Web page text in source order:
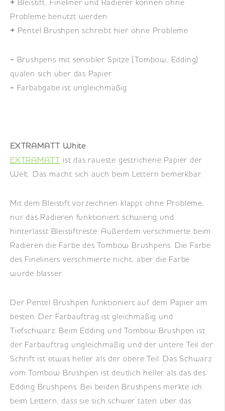
+ Bleistift, Fineliner und Radierer können ohne
Probleme benutzt werden
+ Pentel Brushpen schreibt hier ohne Probleme
- Brushpens mit sensibler Spitze (Tombow, Edding)
quälen sich über das Papier
- Farbabgabe ist ungleichmäßig
EXTRAMATT White
EXTRAMATT
ist das raueste gestrichene Papier der
Welt. Das macht sich auch beim Lettern bemerkbar.
Mit dem Bleistift vorzeichnen klappt ohne Probleme,
nur das Radieren funktioniert schwierig und
hinterlässt Bleistiftreste. Außerdem verschmierte beim
Radieren die Farbe des Tombow Brushpens. Die Farbe
des Fineliners verschmierte nicht, aber die Farbe
wurde blasser.
Der Pentel Brushpen funktioniert auf dem Papier am
besten. Der Farbauftrag ist gleichmäßig und
Tiefschwarz. Beim Edding und Tombow Brushpen ist
der Farbauftrag ungleichmäßig und der untere Teil der
Schrift ist etwas heller als der obere Teil. Das Schwarz
vom Tombow Brushpen ist deutlich heller als das des
Edding Brushpens. Bei beiden Brushpens merkte ich
beim Lettern, dass sie sich schwer taten über das